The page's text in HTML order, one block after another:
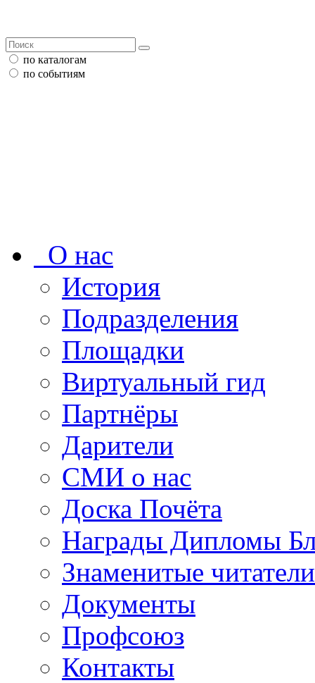
по каталогам
по событиям
О нас
История
Подразделения
Площадки
Виртуальный гид
Партнёры
Дарители
СМИ о нас
Доска Почёта
Награды Дипломы
Знаменитые
Документы
Профсоюз
Контакты